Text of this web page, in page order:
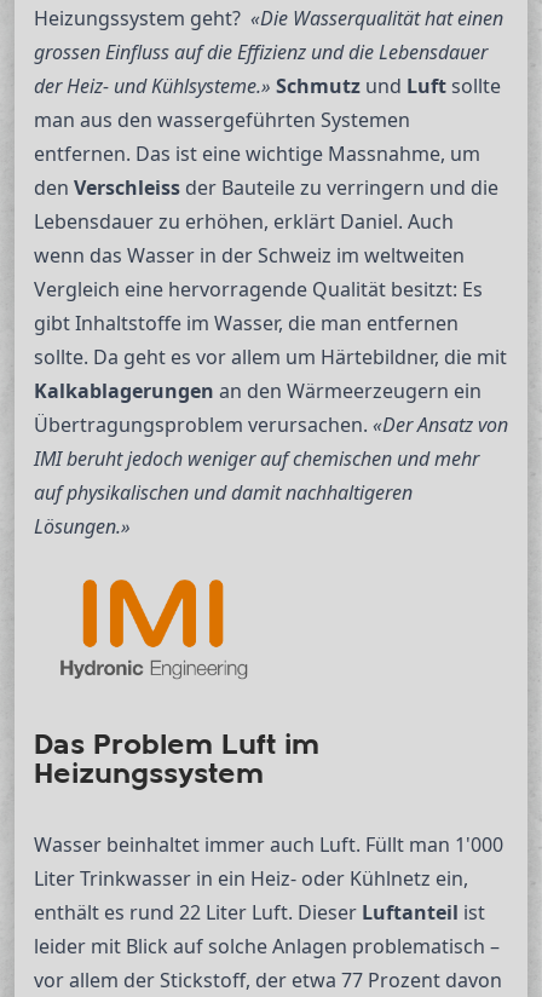
Heizungssystem geht? «Die Wasserqualität hat einen
grossen Einfluss auf die Effizienz und die Lebensdauer
der Heiz- und Kühlsysteme.» Schmutz und Luftsollte
man aus den wassergeführten Systemen
entfernen. Das ist eine wichtige Massnahme, um
den Verschleiss der Bauteile zu verringern und die
Lebensdauer zu erhöhen, erklärt Daniel. Auch
wenn das Wasser in der Schweiz im weltweiten
Vergleich eine hervorragende Qualität besitzt: Es
gibt Inhaltstoffe im Wasser, die man entfernen
sollte. Da geht es vor allem um Härtebildner, die mit
Kalkablagerungen an den Wärmeerzeugern ein
Übertragungsproblem verursachen. «Der Ansatz von
IMI beruht jedoch weniger auf chemischen und mehr
auf physikalischen und damit nachhaltigeren
Lösungen.»
Das Problem Luft im
Heizungssystem
Wasser beinhaltet immer auch Luft. Füllt man 1'000
Liter Trinkwasser in ein Heiz- oder Kühlnetz ein,
enthält es rund 22 Liter Luft. Dieser Luftanteil ist
leider mit Blick auf solche Anlagen problematisch –
vor allem der Stickstoff, der etwa 77 Prozent davon